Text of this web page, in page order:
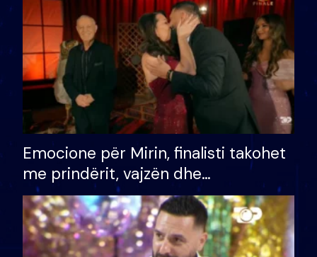
Emocione për Mirin, finalisti takohet
me prindërit, vajzën dhe
bashkëshorten: S’kemi ndonjë letër
divorci apo jo?